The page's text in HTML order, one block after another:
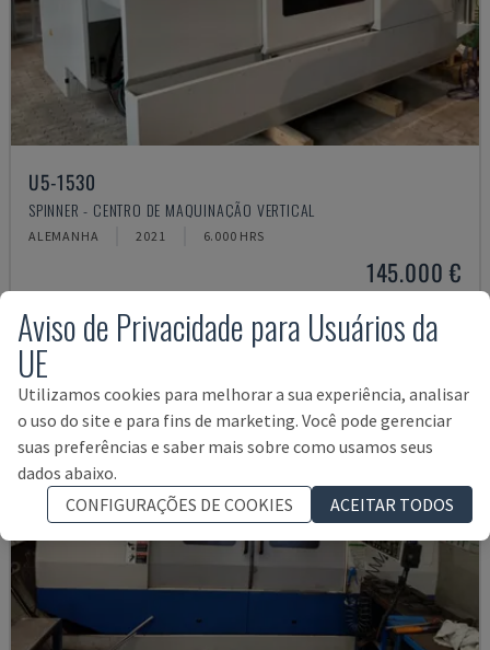
U5-1530
SPINNER - CENTRO DE MAQUINAÇÃO VERTICAL
ALEMANHA 2021 6.000 HRS
145.000 €
Aviso de Privacidade para Usuários da
UE
Utilizamos cookies para melhorar a sua experiência, analisar
o uso do site e para fins de marketing. Você pode gerenciar
suas preferências e saber mais sobre como usamos seus
dados abaixo.
CONFIGURAÇÕES DE COOKIES
ACEITAR TODOS